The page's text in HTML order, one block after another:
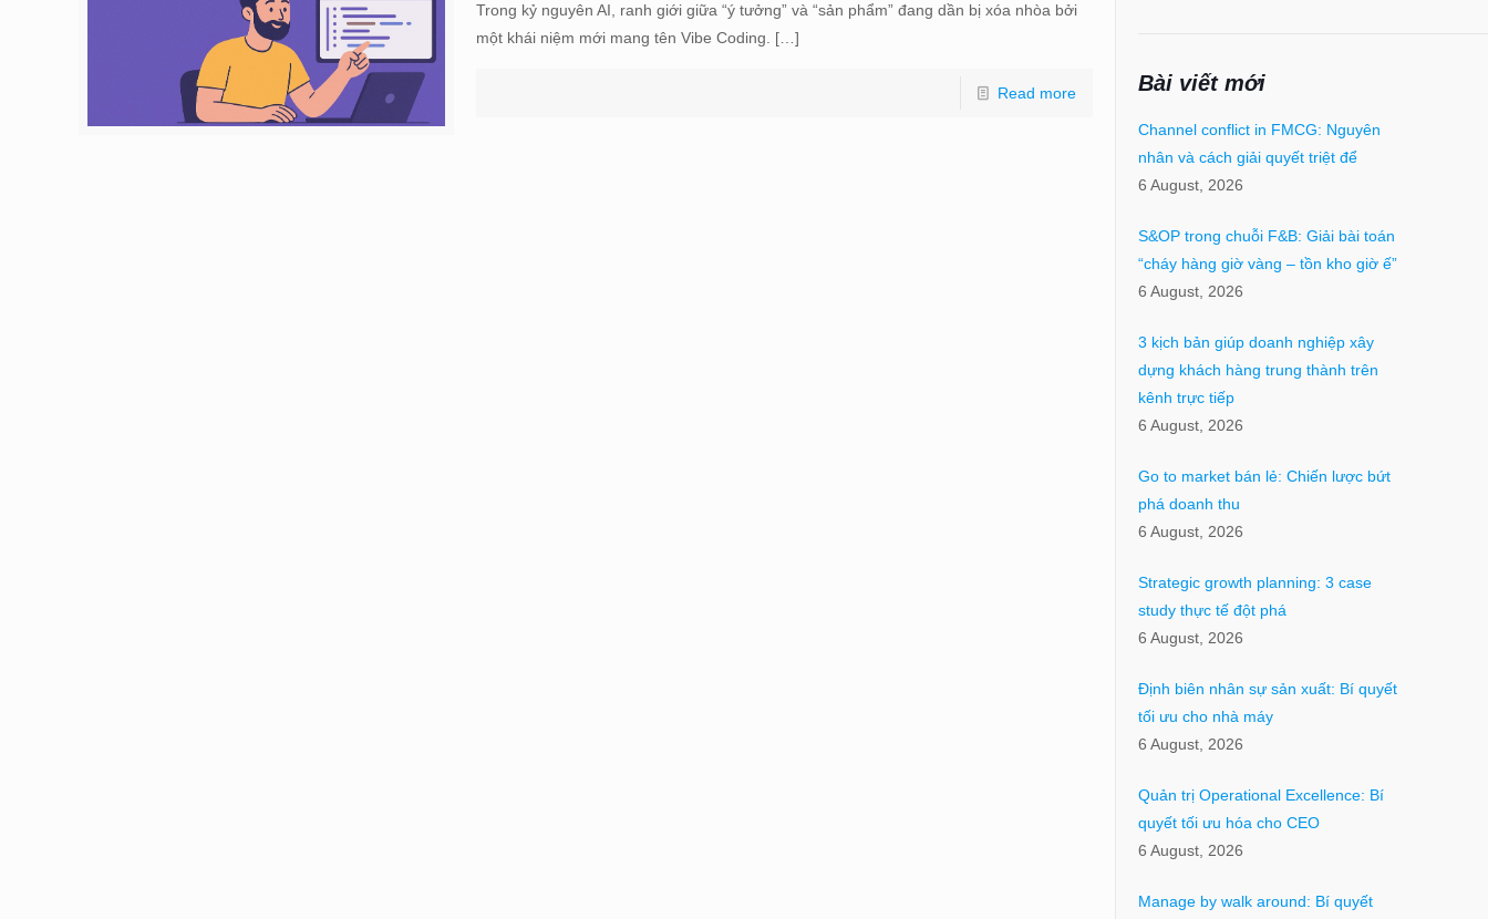
Trong kỷ nguyên AI, ranh giới giữa “ý tưởng” và “sản phẩm” đang dần bị xóa nhòa bởi
một khái niệm mới mang tên Vibe Coding.
[…]
Read more Bài viết mới
Channel conflict in FMCG: Nguyên
nhân và cách giải quyết triệt để
6 August, 2026
S&OP trong chuỗi F&B: Giải bài toán
“cháy hàng giờ vàng – tồn kho giờ ế”
6 August, 2026
3 kịch bản giúp doanh nghiệp xây
dựng khách hàng trung thành trên
kênh trực tiếp
6 August, 2026
Go to market bán lẻ: Chiến lược bứt
phá doanh thu
6 August, 2026
Strategic growth planning: 3 case
study thực tế đột phá
6 August, 2026
Định biên nhân sự sản xuất: Bí quyết
tối ưu cho nhà máy
6 August, 2026
Quản trị Operational Excellence: Bí
quyết tối ưu hóa cho CEO
6 August, 2026
Manage by walk around: Bí quyết